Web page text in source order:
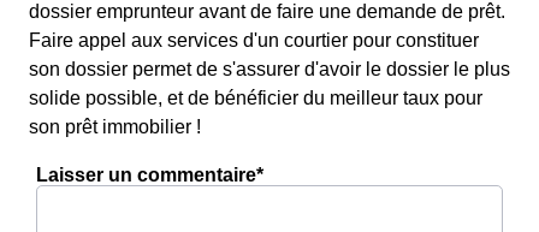
dossier emprunteur avant de faire une demande de prêt.
Faire appel aux services d'un courtier pour constituer
son dossier permet de s'assurer d'avoir le dossier le plus
solide possible, et de bénéficier du meilleur taux pour
son prêt immobilier !
Laisser un commentaire*